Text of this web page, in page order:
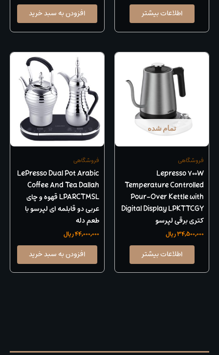
اطلاعات بیشتر افزودن به سبد خرید
تمام شده
فروشگاهی
Lepresso 700W
Temperature Controlled
Pour-Over Kettle with
Digital Display LPKTTCGY
کتری برقی لپرسو
34,500,000ریال
اطلاعات بیشتر
فروشگاهی
LePresso Dual Pot Arabic
Coffee And Tea Dallah
LPARCTMSL قهوه و چای
عربی دو قابلمه ای لپرسو با
طعم دله
44,000,000ریال
افزودن به سبد خرید